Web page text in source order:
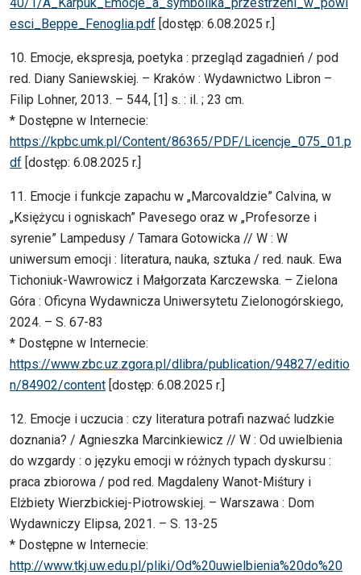
esci_Beppe_Fenoglia.pdf [dostęp: 6.08.2025 r.]
10. Emocje, ekspresja, poetyka : przegląd zagadnień / pod
red. Diany Saniewskiej. – Kraków : Wydawnictwo Libron –
Filip Lohner, 2013. – 544, [1] s. : il. ; 23 cm.
* Dostępne w Internecie:
https://kpbc.umk.pl/Content/86365/PDF/Licencje_075_01.p
df [dostęp: 6.08.2025 r.]
11. Emocje i funkcje zapachu w „Marcovaldzie” Calvina, w
„Księżycu i ogniskach” Pavesego oraz w „Profesorze i
syrenie” Lampedusy / Tamara Gotowicka // W : W
uniwersum emocji : literatura, nauka, sztuka / red. nauk. Ewa
Tichoniuk-Wawrowicz i Małgorzata Karczewska. – Zielona
Góra : Oficyna Wydawnicza Uniwersytetu Zielonogórskiego,
2024. – S. 67-83
* Dostępne w Internecie:
https://www.zbc.uz.zgora.pl/dlibra/publication/94827/editio
n/84902/content [dostęp: 6.08.2025 r.]
12. Emocje i uczucia : czy literatura potrafi nazwać ludzkie
doznania? / Agnieszka Marcinkiewicz // W : Od uwielbienia
do wzgardy : o języku emocji w różnych typach dyskursu :
praca zbiorowa / pod red. Magdaleny Wanot-Miśtury i
Elżbiety Wierzbickiej-Piotrowskiej. – Warszawa : Dom
Wydawniczy Elipsa, 2021. – S. 13-25
* Dostępne w Internecie:
http://www.tkj.uw.edu.pl/pliki/Od%20uwielbienia%20do%20